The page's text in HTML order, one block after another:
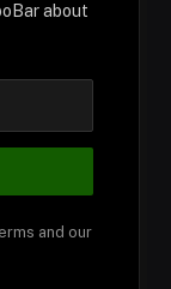
about
and our